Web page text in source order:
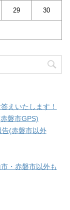
29 30
えいたします！
磐市GPS)
告(赤磐市以外
・赤磐市以外も